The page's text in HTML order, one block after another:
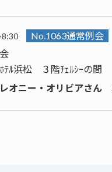
8:30
No.1063通常例会
ﾃﾙ浜松 ３階ﾁｪﾙｼｰの間
オニー・オリビアさん